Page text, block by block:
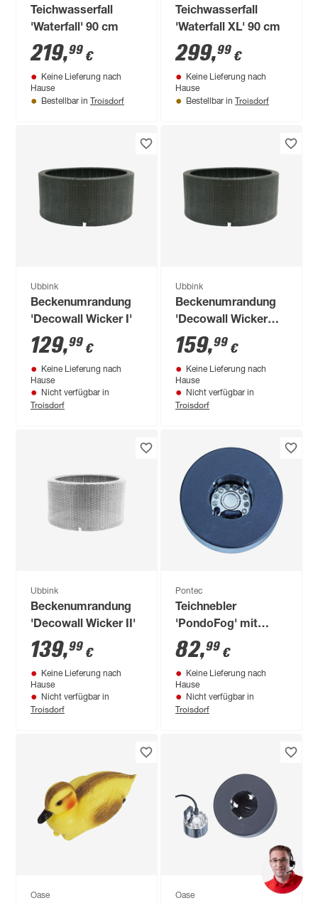
Teichwasserfall
'Waterfall' 90 cm
219,99 €
Keine Lieferung nach
Hause
Bestellbar in Troisdorf
Teichwasserfall
'Waterfall XL' 90 cm
299,99 €
Keine Lieferung nach
Hause
Bestellbar in Troisdorf
Ubbink
Beckenumrandung
'Decowall Wicker I'
129,99 €
Keine Lieferung nach
Hause
Nicht verfügbar in
Troisdorf
Ubbink
Beckenumrandung
'Decowall Wicker
VII'
159,99 €
Keine Lieferung nach
Hause
Nicht verfügbar in
Troisdorf
Ubbink
Beckenumrandung
'Decowall Wicker II'
139,99 €
Keine Lieferung nach
Hause
Nicht verfügbar in
Troisdorf
Pontec
Teichnebler
'PondoFog' mit
LED-Beleuchtung
82,99 €
Keine Lieferung nach
Hause
Nicht verfügbar in
Troisdorf
Oase Oase